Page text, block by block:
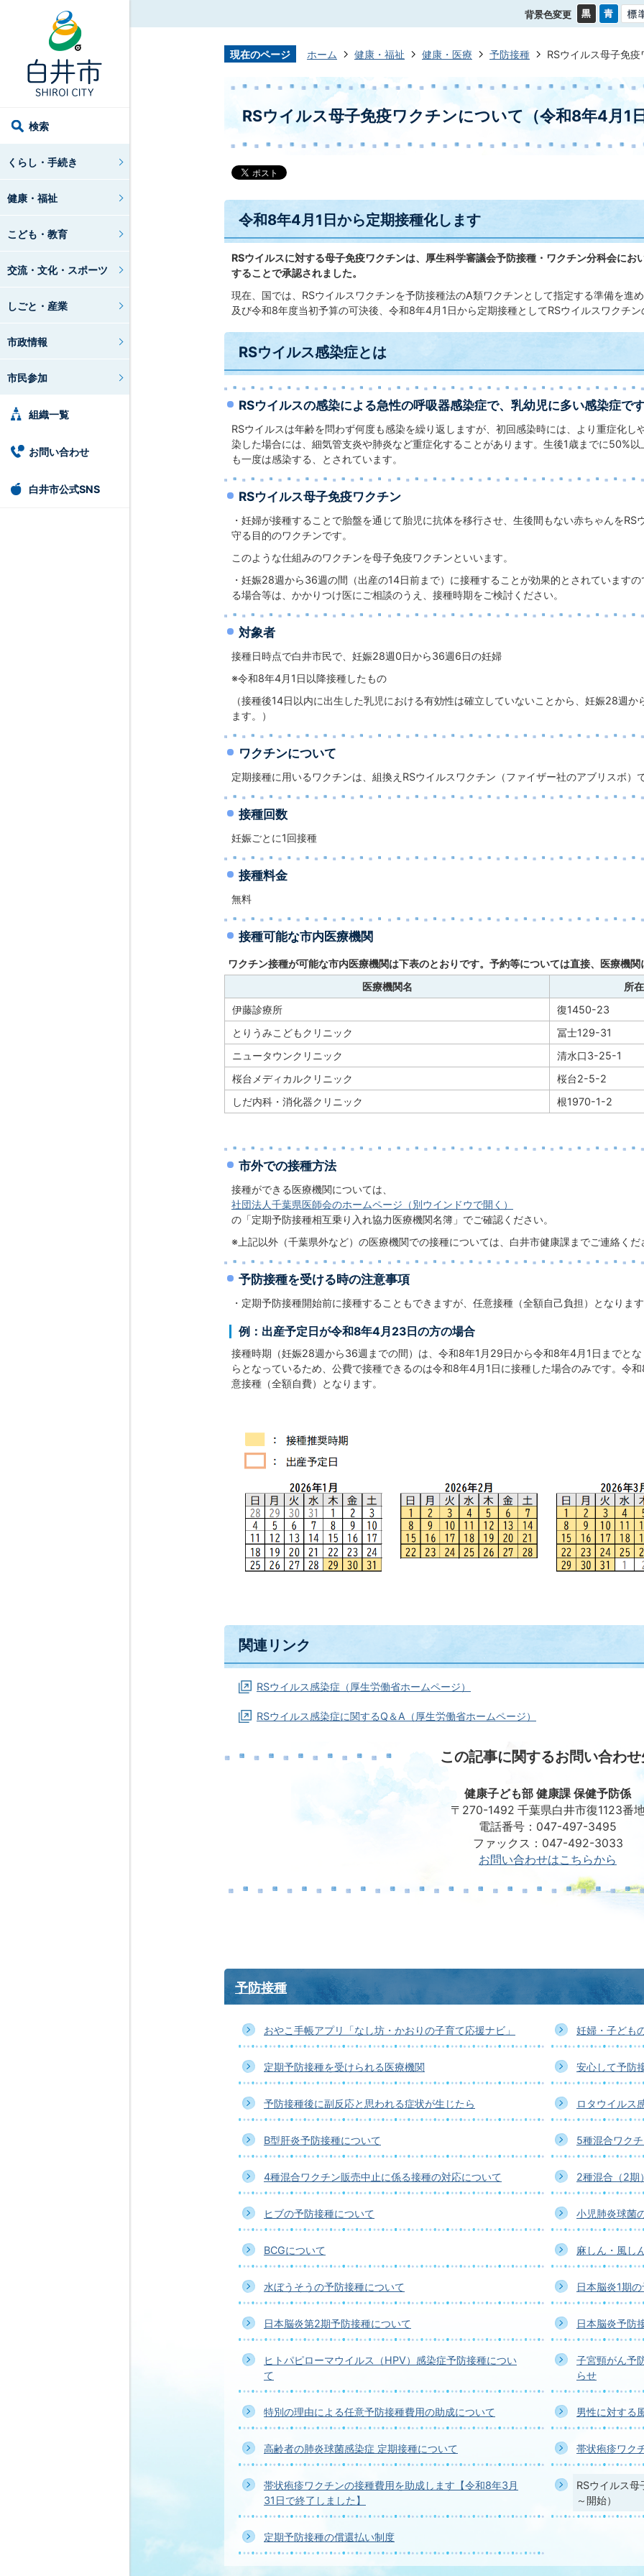
検索
くらし・手続き
健康・福祉
こども・教育
交流・文化・スポーツ
しごと・産業
市政情報
市民参加
組織一覧
お問い合わせ
白井市公式SNS
背景色変更
現在のページ ホーム 健康・福祉 健康・医療 予防接種 RSウイルス母子免
RSウイルス母子免疫ワクチンについて（令和8年4月1
令和8年4月1日から定期接種化します
RSウイルスに対する母子免疫ワクチンは、厚生科学審議会予防接種・ワクチン分科会に
することで承認されました。
現在、国では、RSウイルスワクチンを予防接種法のA類ワクチンとして指定する準備を進
及び令和8年度当初予算の可決後、令和8年4月1日から定期接種としてRSウイルスワクチ
RSウイルス感染症とは
RSウイルスの感染による急性の呼吸器感染症で、乳幼児に多い感染症で
RSウイルスは年齢を問わず何度も感染を繰り返しますが、初回感染時には、より重症化
染した場合には、細気管支炎や肺炎など重症化することがあります。生後1歳までに50%
も一度は感染する、とされています。
RSウイルス母子免疫ワクチン
・妊婦が接種することで胎盤を通じて胎児に抗体を移行させ、生後間もない赤ちゃんを
守る目的のワクチンです。
このような仕組みのワクチンを母子免疫ワクチンといいます。
・妊娠28週から36週の間（出産の14日前まで）に接種することが効果的とされています
る場合等は、かかりつけ医にご相談のうえ、接種時期をご検討ください。
対象者
接種日時点で白井市民で、妊娠28週0日から36週6日の妊婦
※令和8年4月1日以降接種したもの
（接種後14日以内に出生した乳児における有効性は確立していないことから、妊娠28週
ます。）
ワクチンについて
定期接種に用いるワクチンは、組換えRSウイルスワクチン（ファイザー社のアブリスボ）
接種回数
妊娠ごとに1回接種
接種料金
無料
接種可能な市内医療機関
ワクチン接種が可能な市内医療機関は下表のとおりです。予約等については直接、医療機
医療機関名
所
伊藤診療所
復1450-23
とりうみこどもクリニック
冨士129-31
ニュータウンクリニック
清水口3-25-1
桜台メディカルクリニック
桜台2-5-2
しだ内科・消化器クリニック
根1970-1-2
市外での接種方法
接種ができる医療機関については、
社団法人千葉県医師会のホームページ（別ウインドウで開く）
の「定期予防接種相互乗り入れ協力医療機関名簿」でご確認ください。
※上記以外（千葉県外など）の医療機関での接種については、白井市健康課までご連絡く
予防接種を受ける時の注意事項
・定期予防接種開始前に接種することもできますが、任意接種（全額自己負担）となりま
例：出産予定日が令和8年4月23日の方の場合
接種時期（妊娠28週から36週までの間）は、令和8年1月29日から令和8年4月1日までと
らとなっているため、公費で接種できるのは令和8年4月1日に接種した場合のみです。令
意接種（全額自費）となります。
関連リンク
RSウイルス感染症（厚生労働省ホームページ）
RSウイルス感染症に関するQ＆A（厚生労働省ホームページ）
この記事に関するお問い合わ
健康子ども部 健康課 保健予防係
〒270-1492 千葉県白井市復1123番
電話番号：047-497-3495
ファックス：047-492-3033
お問い合わせはこちらから
予防接種
おやこ手帳アプリ「なし坊・かおりの子育て応援ナビ」 妊婦・子ども
定期予防接種を受けられる医療機関 安心して予防
予防接種後に副反応と思われる症状が生じたら ロタウイルス
B型肝炎予防接種について 5種混合ワク
4種混合ワクチン販売中止に係る接種の対応について 2種混合（2期
ヒブの予防接種について 小児肺炎球菌
BCGについて 麻しん・風し
水ぼうそうの予防接種について 日本脳炎1期
日本脳炎第2期予防接種について 日本脳炎予防
ヒトパピローマウイルス（HPV）感染症予防接種につい
て
子宮頸がん予
らせ
特別の理由による任意予防接種費用の助成について 男性に対する
高齢者の肺炎球菌感染症 定期接種について 帯状疱疹ワク
帯状疱疹ワクチンの接種費用を助成します【令和8年3月
31日で終了しました】
RSウイルス
～開始）
定期予防接種の償還払い制度